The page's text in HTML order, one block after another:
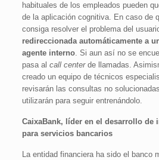
habituales de los empleados pueden
de la aplicación cognitiva. En caso de
consiga resolver el problema del
redireccionada automáticamente a
agente interno. Si aun así no se
pasa alcall centerde llamadas.
creado un equipo de técnicos
revisarán las consultas no
utilizarán para seguir entrenándolo.
CaixaBank, líder en el desarrollo de
para servicios bancarios
La entidad financiera ha sido el banco